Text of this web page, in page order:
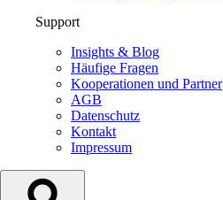
Support
Insights & Blog
Häufige Fragen
Kooperationen und Partner
AGB
Datenschutz
Kontakt
Impressum